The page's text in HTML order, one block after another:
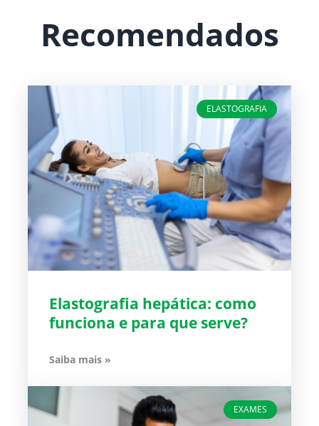
Recomendados
ELASTOGRAFIA
Elastografia hepática: como
funciona e para que serve?
Saiba mais »
EXAMES